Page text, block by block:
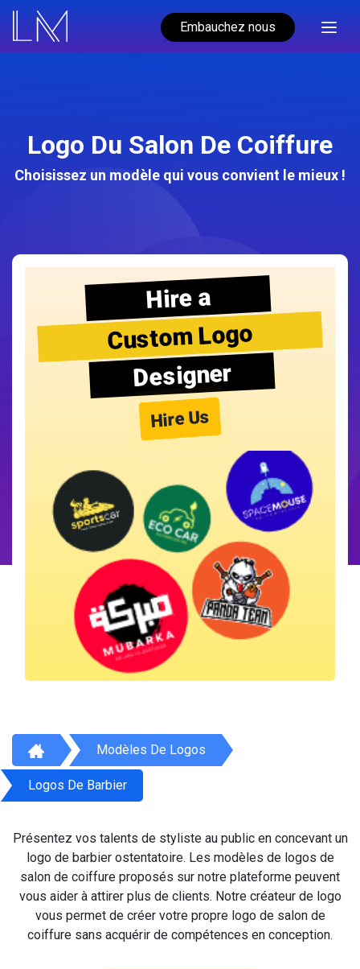
Embauchez nous
Logo Du Salon De Coiffure
Choisissez un modèle qui vous convient le mieux !
Hire a
Custom Logo
Designer
Hire Us
Modèles De Logos
Logos De Barbier
Présentez vos talents de styliste au public en concevant un
logo de barbier ostentatoire. Les modèles de logos de
salon de coiffure proposés sur notre plateforme peuvent
vous aider à attirer plus de clients. Notre créateur de logo
vous permet de créer votre propre logo de salon de
coiffure sans acquérir de compétences en conception.